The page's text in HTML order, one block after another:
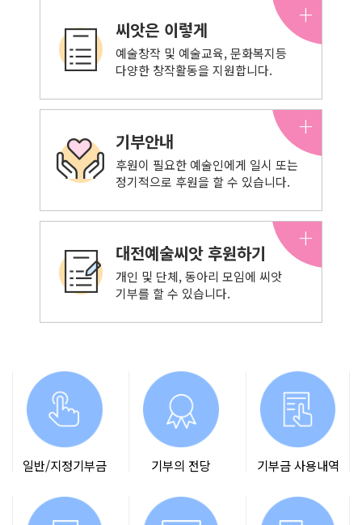
씨앗은 이렇게
예술창작 및 예술교육, 문화복지등
다양한 창작활동을 지원합니다.
+
기부안내
후원이 필요한 예술인에게 일시 또는
정기적으로 후원을 할 수 있습니다.
+
대전예술씨앗 후원하기
개인 및 단체, 동아리 모임에 씨앗
기부를 할 수 있습니다.
+
일반/지정기부금 기부의 전당 기부금 사용내역